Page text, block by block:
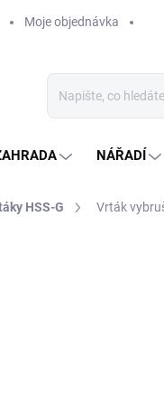
Moje objednávka
NÁŘADÍ
HSS-G Vrták